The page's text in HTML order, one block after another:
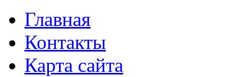
Главная
Контакты
Карта сайта